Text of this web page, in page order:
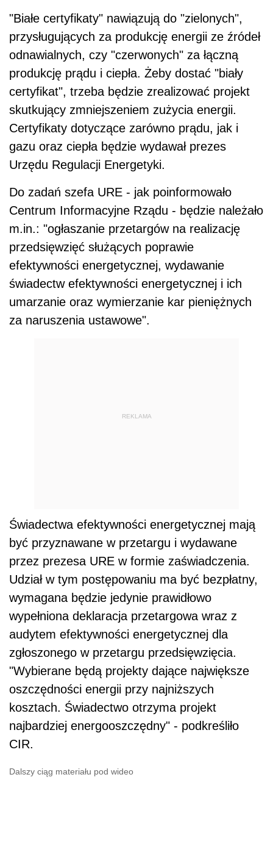
"Białe certyfikaty" nawiązują do "zielonych",
przysługujących za produkcję energii ze źródeł
odnawialnych, czy "czerwonych" za łączną
produkcję prądu i ciepła. Żeby dostać "biały
certyfikat", trzeba będzie zrealizować projekt
skutkujący zmniejszeniem zużycia energii.
Certyfikaty dotyczące zarówno prądu, jak i
gazu oraz ciepła będzie wydawał prezes
Urzędu Regulacji Energetyki.
Do zadań szefa URE - jak poinformowało
Centrum Informacyjne Rządu - będzie należało
m.in.: "ogłaszanie przetargów na realizację
przedsięwzięć służących poprawie
efektywności energetycznej, wydawanie
świadectw efektywności energetycznej i ich
umarzanie oraz wymierzanie kar pieniężnych
za naruszenia ustawowe".
REKLAMA
Świadectwa efektywności energetycznej mają
być przyznawane w przetargu i wydawane
przez prezesa URE w formie zaświadczenia.
Udział w tym postępowaniu ma być bezpłatny,
wymagana będzie jedynie prawidłowo
wypełniona deklaracja przetargowa wraz z
audytem efektywności energetycznej dla
zgłoszonego w przetargu przedsięwzięcia.
"Wybierane będą projekty dające największe
oszczędności energii przy najniższych
kosztach. Świadectwo otrzyma projekt
najbardziej energooszczędny" - podkreśliło
CIR.
Dalszy ciąg materiału pod wideo